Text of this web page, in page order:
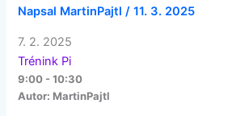
Napsal MartinPajtl/11. 3. 2025
7. 2. 2025
Trénink Pi
9:00 - 10:30
Autor: MartinPajtl